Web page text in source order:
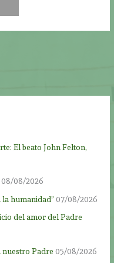
El beato John Felton,
08/08/2026
la humanidad” 07/08/2026
del amor del Padre
nuestro Padre 05/08/2026